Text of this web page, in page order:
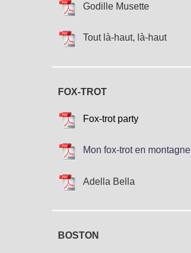
Godille Musette
Tout là-haut, là-haut
FOX-TROT
Fox-trot party
Mon fox-trot en montagne
Adella Bella
BOSTON